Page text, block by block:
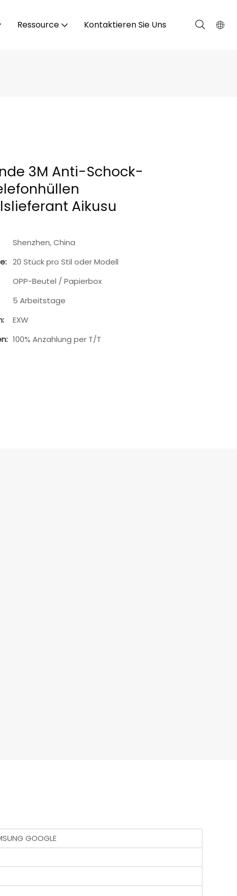
Ressource Kontaktieren Sie Uns
3M Anti-Schock-
Aikusu
Shenzhen, China
20 Stück pro Stil oder Modell
OPP-Beutel / Papierbox
5 Arbeitstage
EXW
100% Anzahlung per T/T
GOOGLE